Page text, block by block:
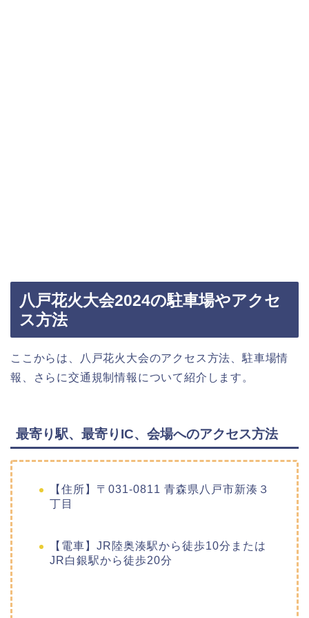
八戸花火大会2024の駐車場やアクセ
ス方法
ここからは、八戸花火大会のアクセス方法、駐車場情
報、さらに交通規制情報について紹介します。
最寄り駅、最寄りIC、会場へのアクセス方法
【住所】〒031-0811 青森県八戸市新湊３
丁目
【電車】JR陸奥湊駅から徒歩10分または
JR白銀駅から徒歩20分